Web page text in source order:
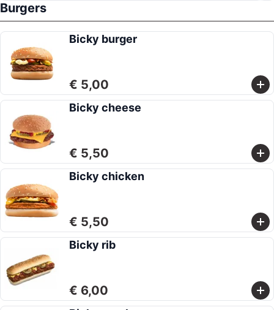
Burgers
Bicky burger
€ 5,00
Bicky cheese
€ 5,50
Bicky chicken
€ 5,50
Bicky rib
€ 6,00